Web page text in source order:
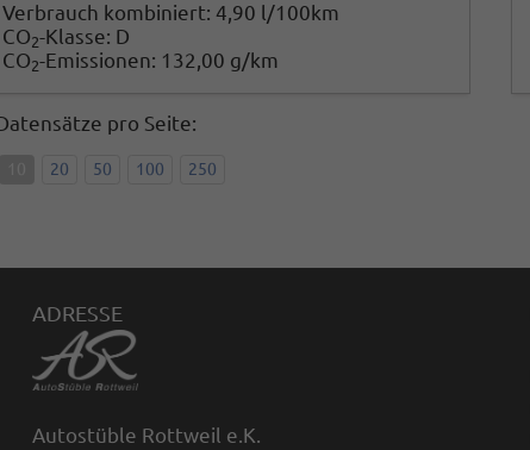
Verbrauch kombiniert: 4,90 l/100km
CO2-Klasse: D
CO2-Emissionen: 132,00 g/km
pro Seite:
20 50 100 250
ADRESSE
Autostüble Rottweil e.K.